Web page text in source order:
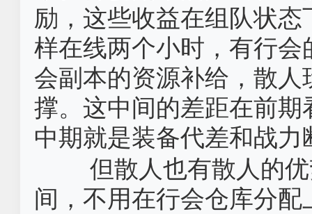
励，这些收益在组队状
样在线两个小时，有行
会副本的资源补给，散
撑。这中间的差距在前
中期就是装备代差和战力
但散人也有散人的
间，不用在行会仓库分